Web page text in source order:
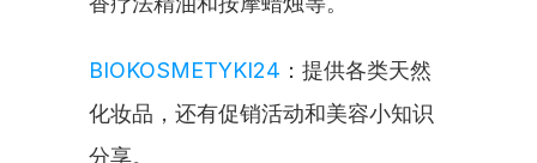
BIOKOSMETYKI24 ：提供各类天然
化妆品，还有促销活动和美容小知识
分享。